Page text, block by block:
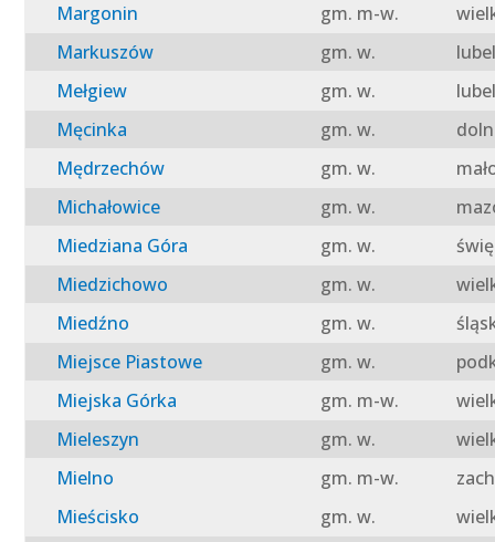
Margonin
gm. m-w.
Markuszów
gm. w.
Mełgiew
gm. w.
Męcinka
gm. w.
Mędrzechów
gm. w.
Michałowice
gm. w.
Miedziana Góra
gm. w.
Miedzichowo
gm. w.
Miedźno
gm. w.
Miejsce Piastowe
gm. w.
Miejska Górka
gm. m-w.
Mieleszyn
gm. w.
Mielno
gm. m-w.
Mieścisko
gm. w.